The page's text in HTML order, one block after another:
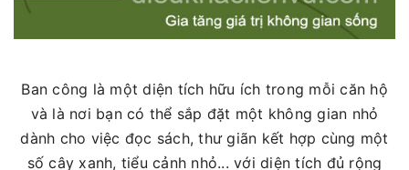
Ban công là một diện tích hữu ích trong mỗi căn hộ
và là nơi bạn có thể sắp đặt một không gian nhỏ
dành cho việc đọc sách, thư giãn kết hợp cùng một
số cây xanh, tiểu cảnh nhỏ... với diện tích đủ rộng